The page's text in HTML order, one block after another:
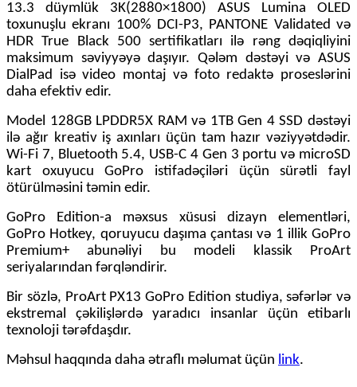
13.3 düymlük 3K(2880×1800) ASUS Lumina OLED
toxunuşlu ekranı 100% DCI-P3, PANTONE Validated və
HDR True Black 500 sertifikatları ilə rəng dəqiqliyini
maksimum səviyyəyə daşıyır. Qələm dəstəyi və ASUS
DialPad isə video montaj və foto redaktə proseslərini
daha efektiv edir.
Model 128GB LPDDR5X RAM və 1TB Gen 4 SSD dəstəyi
ilə ağır kreativ iş axınları üçün tam hazır vəziyyətdədir.
Wi-Fi 7, Bluetooth 5.4, USB-C 4 Gen 3 portu və microSD
kart oxuyucu GoPro istifadəçiləri üçün sürətli fayl
ötürülməsini təmin edir.
GoPro Edition-a məxsus xüsusi dizayn elementləri,
GoPro Hotkey, qoruyucu daşıma çantası və 1 illik GoPro
Premium+ abunəliyi bu modeli klassik ProArt
seriyalarından fərqləndirir.
Bir sözlə, ProArt PX13 GoPro Edition studiya, səfərlər və
ekstremal çəkilişlərdə yaradıcı insanlarüçün etibarlı
texnoloji tərəfdaşdır.
Məhsul haqqında daha ətraflı məlumat üçün link.